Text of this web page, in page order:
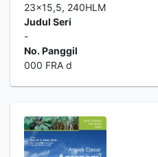
23x15,5, 240HLM
Judul Seri
-
No. Panggil
000 FRA d